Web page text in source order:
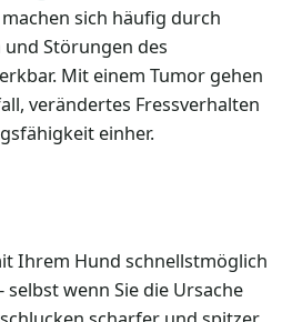
machen sich häufig durch
Störungen des
Mit einem Tumor gehen
verändertes Fressverhalten
einher.
Ihrem Hund schnellstmöglich
wenn Sie die Ursache